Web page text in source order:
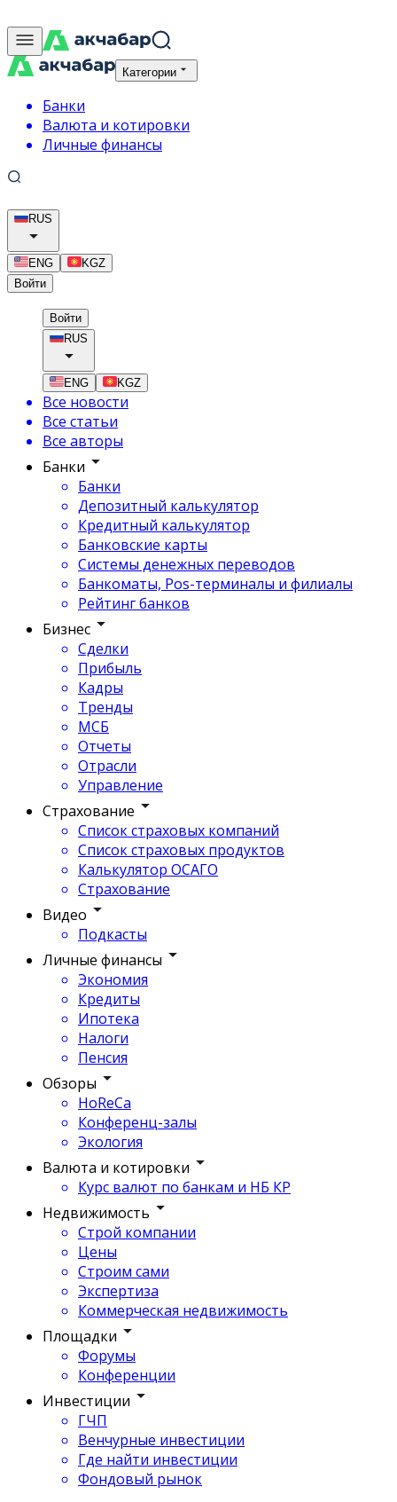
Категории
Банки
Валюта и котировки
Личные финансы
RUS
ENG
KGZ
Войти
Войти
RUS
ENG KGZ
Все новости
Все статьи
Все авторы
Банки
Банки
Депозитный калькулятор
Кредитный калькулятор
Банковские карты
Системы денежных переводов
Банкоматы, Pos-терминалы и филиалы
Рейтинг банков
Бизнес
Сделки
Прибыль
Кадры
Тренды
МСБ
Отчеты
Отрасли
Управление
Страхование
Список страховых компаний
Список страховых продуктов
Калькулятор ОСАГО
Страхование
Видео
Подкасты
Личные финансы
Экономия
Кредиты
Ипотека
Налоги
Пенсия
Обзоры
HoReCa
Конференц-залы
Экология
Валюта и котировки
Курс валют по банкам и НБ КР
Недвижимость
Строй компании
Цены
Строим сами
Экспертиза
Коммерческая недвижимость
Площадки
Форумы
Конференции
Инвестиции
ГЧП
Венчурные инвестиции
Где найти инвестиции
Фондовый рынок